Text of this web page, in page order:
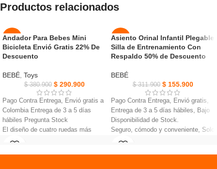
El mejor regalo para cumpleaños,
La rueda trasera se puede ajustar a
diferentes velocidades para
diferentes etapas de la marcha.
suave antideslizante que absorbe
los golpes.
Mejora sus habilidades motoras y
disfrutar de una diversión mejorada
en cualquier momento.
robusta de 4 ruedas
emocionante.
Permite a los pequeños aprender
sus primeras palabras mientras dan
Mantiene a tu bebé entretenido
mientras explora su entorno, pueden
girar y múltiples funciones.
Productos relacionados
-24%
NUEVO
Andador Para Bebes Mini
Bicicleta Envió Gratis 22% De
Descuento
BEBÉ Toys
$380.900 $290.900
Pago Contra Entrega, Envió gratis a
Colombia Entrega de 3 a 5 días
hábiles Pregunta Stock
El diseño de cuatro ruedas más
estable, las bolsas son fáciles de
-50%
NUEVO
Asiento Orinal Infantil Plegable
Silla de Entrenamiento Con
Respaldo 50% de Descuento
BEBÉ
$311.900 $155.900
Pago Contra Entrega, Envió gratis,
Entrega de 3 a 5 días hábiles, Bajo
Disponibilidad de Stock.
Seguro, cómodo y conveniente, Solo
necesita lavar con agua.